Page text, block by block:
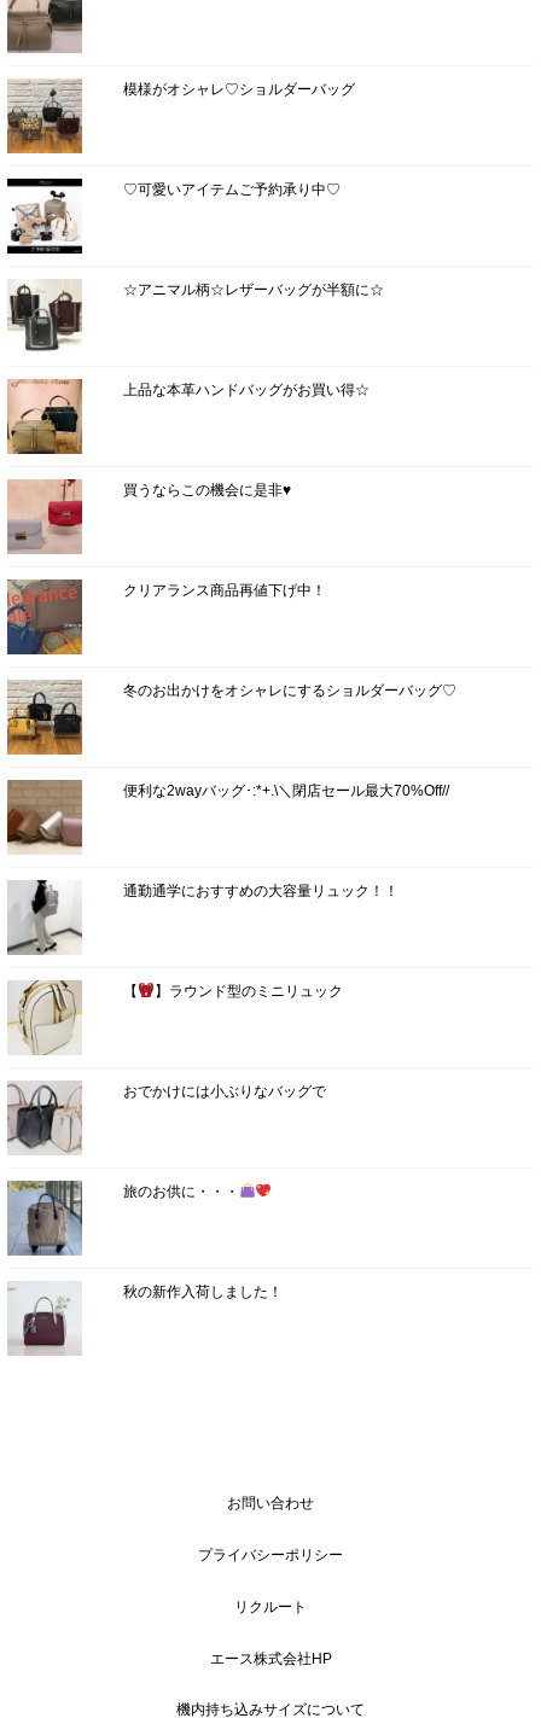
模様がオシャレ♡ショルダーバッグ
♡可愛いアイテムご予約承り中♡
☆アニマル柄☆レザーバッグが半額に☆
上品な本革ハンドバッグがお買い得☆
買うならこの機会に是非♥
クリアランス商品再値下げ中！
冬のお出かけをオシャレにするショルダーバッグ♡
便利な2wayバッグ･:*+.\＼閉店セール最大70%Off//
通勤通学におすすめの大容量リュック！！
【 】ラウンド型のミニリュック
おでかけには小ぶりなバッグで
旅のお供に・・・
秋の新作入荷しました！
お問い合わせ
プライバシーポリシー
リクルート
エース株式会社HP
機内持ち込みサイズについて